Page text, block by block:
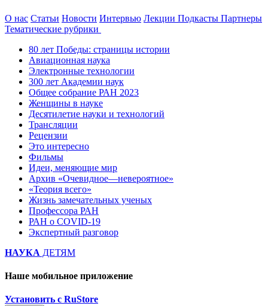
О нас Статьи Новости Интервью Лекции Подкасты Партнеры
Тематические рубрики
80 лет Победы: страницы истории
Авиационная наука
Электронные технологии
300 лет Академии наук
Общее собрание РАН 2023
Женщины в науке
Десятилетие науки и технологий
Трансляции
Рецензии
Это интересно
Фильмы
Идеи, меняющие мир
Архив «Очевидное—невероятное»
«Теория всего»
Жизнь замечательных ученых
Профессора РАН
РАН о COVID-19
Экспертный разговор
НАУКА ДЕТЯМ
Наше мобильное приложение
Установить с RuStore